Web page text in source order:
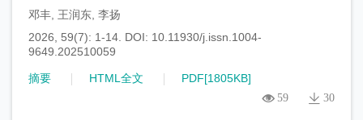
邓丰, 王润东, 李扬
2026, 59(7): 1-14. DOI: 10.11930/j.issn.1004-
9649.202510059
摘要 HTML全文 PDF[1805KB]
59 30